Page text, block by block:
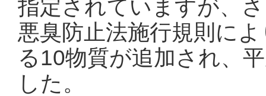
指定されていますが、
悪臭防止法施行規則に
る10物質が追加され、
した。